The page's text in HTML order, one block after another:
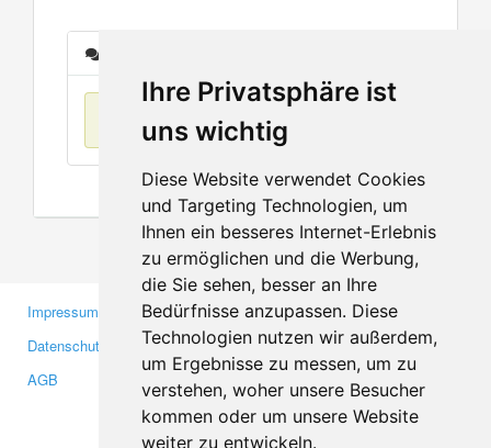
Ihre Privatsphäre ist
uns wichtig
Diese Website verwendet Cookies
und Targeting Technologien, um
Ihnen ein besseres Internet-Erlebnis
zu ermöglichen und die Werbung,
die Sie sehen, besser an Ihre
Bedürfnisse anzupassen. Diese
Technologien nutzen wir außerdem,
um Ergebnisse zu messen, um zu
verstehen, woher unsere Besucher
kommen oder um unsere Website
weiter zu entwickeln.
Keine Einträge
Impressum
Datenschutzerklärung
AGB
Gewerbetreibende
Investoren
Medien